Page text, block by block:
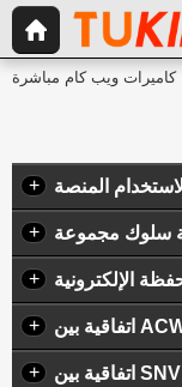
كاميرات ويب كام مباشرة
+ المنصة
+
+ الإلكترونية
+
+